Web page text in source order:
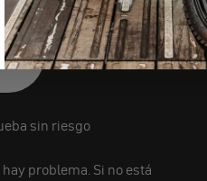
sin riesgo
problema. Si no está